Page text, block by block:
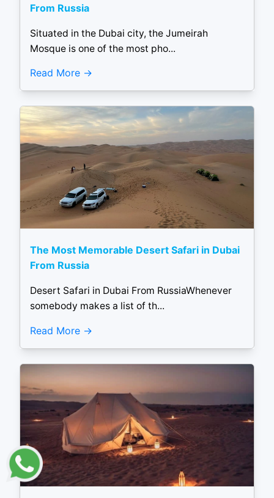
From Russia
Situated in the Dubai city, the Jumeirah
Mosque is one of the most pho...
Read More
The Most Memorable Desert Safari in Dubai
From Russia
Desert Safari in Dubai From RussiaWhenever
somebody makes a list of th...
Read More